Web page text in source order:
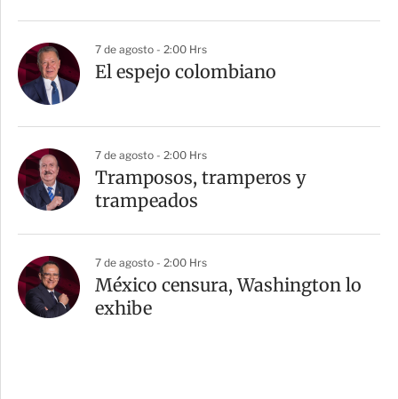
7 de agosto - 2:00 Hrs
El espejo colombiano
7 de agosto - 2:00 Hrs
Tramposos, tramperos y
trampeados
7 de agosto - 2:00 Hrs
México censura, Washington lo
exhibe